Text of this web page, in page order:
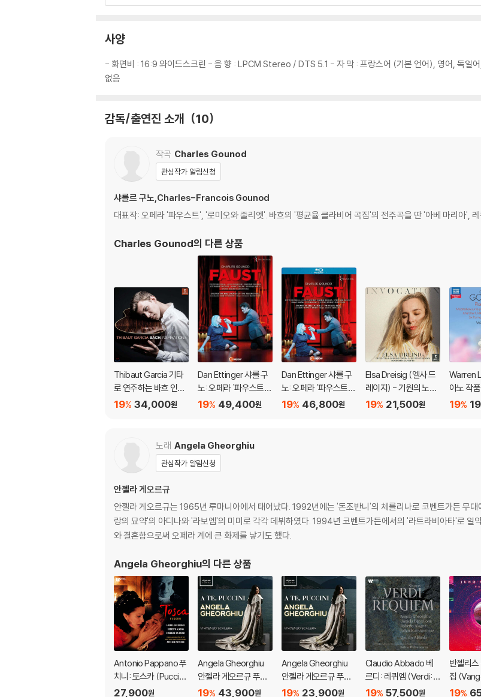
사양
- 화면비 : 16:9 와이드스크린 - 음 향 : LPCM Stereo / DTS 5.1 - 자 막 : 프랑스어 (기본 언어), 영어, 독일
없음
감독/출연진 소개 10
작곡 Charles Gounod
관심작가 알림신청
샤를르 구노,Charles-Francois Gounod
대표작: 오페라 '파우스트', '로미오와 줄리엣'. 바흐의 '평균율 클라비어 곡집'의 전주곡을 딴 '아베 마리아',
Charles Gounod의 다른 상품
Thibaut Garcia 기타
로 연주하는 바흐 인스
퍼레이션 (Bach Inspir
34,000원
19%
Dan Ettinger 샤를 구
노: 오페라 `파우스트`
(Charles Gounod: O
49,400원
19%
Dan Ettinger 샤를 구
노: 오페라 `파우스트`
Charles Gounod: Op
46,800원
19%
Elsa Dreisig (엘사 드
레이지) - 기원의 노래
(Invocation)
21,500원
19%
Warren
아노 작
iano
19%
노래 Angela Gheorghiu
관심작가 알림신청
안젤라 게오르규
안젤라 게오르규는 1965년 루마니아에서 태어났다. 1992년에는 '돈조반니'의 체를리나로 코벤트가든 무
랑의 묘약'의 아디나와 '라보엠'의 미미로 각각 데뷔하였다. 1994년 코벤트가든에서의 '라트라비아타'로 일
와 결혼함으로써 오페라 계에 큰 화제를 낳기도 했다.
Angela Gheorghiu의 다른 상품
Antonio Pappano 푸
치니: 토스카 (Puccini:
Tosca)
27,900원
Angela Gheorghiu
안젤라 게오르규 푸치
니 오페라 작품집 (A T
43,900원
19%
Angela Gheorghiu
안젤라 게오르규 푸치
니 오페라 작품집 (A T
23,900원
19%
Claudio Abbado 베
르디: 레퀴엠 (Verdi: R
equiem) [2LP]
57,500원
19%
반젤리
집
o
19%